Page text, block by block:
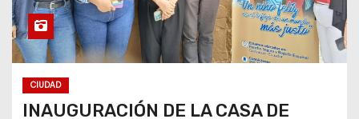
CIUDAD
INAUGURACIÓN DE LA CASA DE